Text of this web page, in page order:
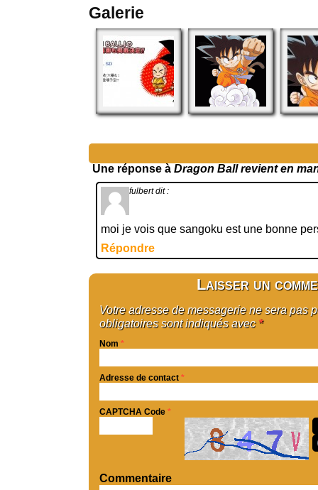
Galerie
Une réponse à Dragon Ball revient en
fulbert dit :
moi je vois que sangoku est une bonne
Répondre
Laisser un
Votre adresse de messagerie ne sera pas
obligatoires sont indiqués avec *
Nom *
Adresse de contact *
CAPTCHA Code *
Commentaire